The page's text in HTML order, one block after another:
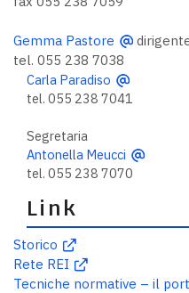
Gemma Pastore
tel. 055 238 7038
Carla Paradiso
tel. 055 238 7041
Segretaria
Antonella Meucci
tel. 055 238 7070
Link
Storico
Rete REI
Tecniche normative – il